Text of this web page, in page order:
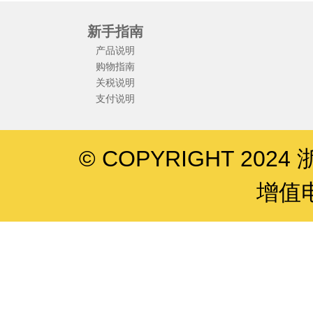
新手指南
产品说明
购物指南
关税说明
支付说明
© COPYRIGHT 2024
增值